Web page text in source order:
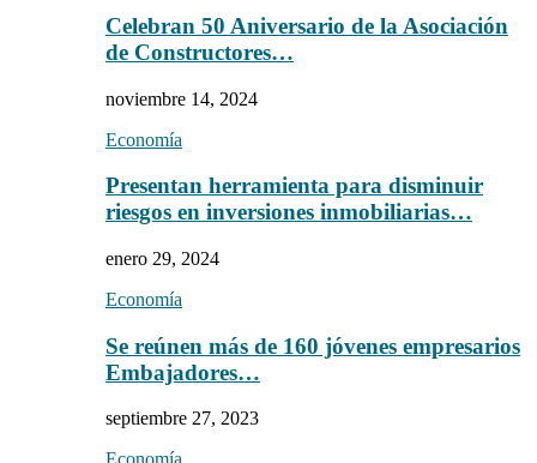
Celebran 50 Aniversario de la Asociación
de Constructores…
noviembre 14, 2024
Economía
Presentan herramienta para disminuir
riesgos en inversiones inmobiliarias…
enero 29, 2024
Economía
Se reúnen más de 160 jóvenes empresarios
Embajadores…
septiembre 27, 2023